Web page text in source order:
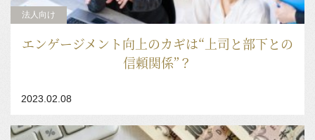
エンゲージメント向上のカギは“上司と部下との
信頼関係”？
法人向け
2023.02.08